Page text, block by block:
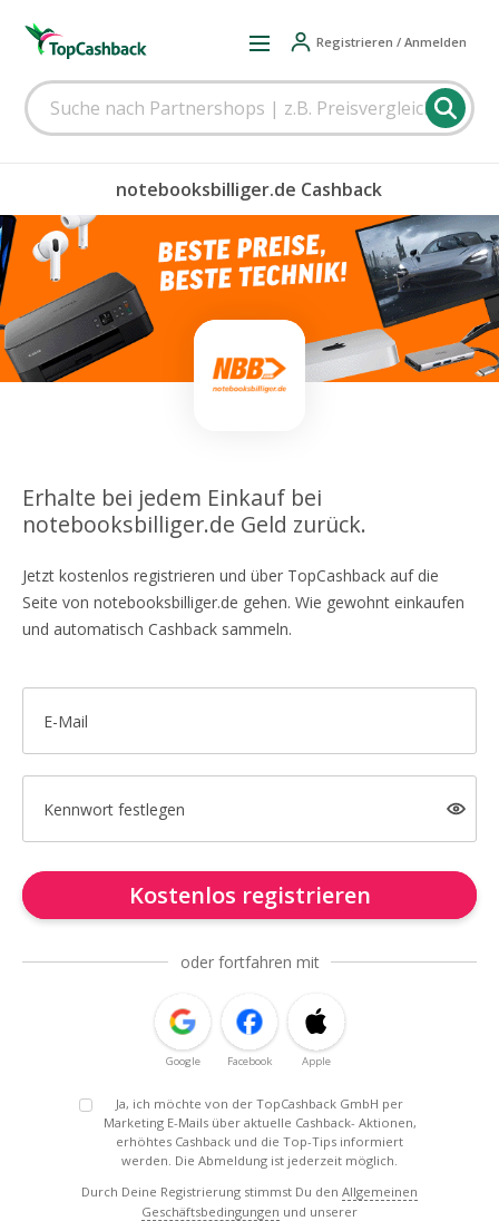
Registrieren / Anmelden
notebooksbilliger.de Cashback
Erhalte bei jedem Einkauf bei
notebooksbilliger.de Geld zurück.
Jetzt kostenlos registrieren und über TopCashback auf die
Seite von notebooksbilliger.de gehen. Wie gewohnt einkaufen
und automatisch Cashback sammeln.
E-Mail
Kennwort festlegen
Kostenlos registrieren
oder fortfahren mit
Google Facebook Apple
Ja, ich möchte von der TopCashback GmbH per
Marketing E-Mails über aktuelle Cashback- Aktionen,
erhöhtes Cashback und die Top-Tips informiert
werden. Die Abmeldung ist jederzeit möglich.
Durch Deine Registrierung stimmst Du den Allgemeinen
Geschäftsbedingungen und unserer